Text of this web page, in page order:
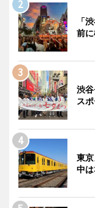
「
前
渋
ス
東
中